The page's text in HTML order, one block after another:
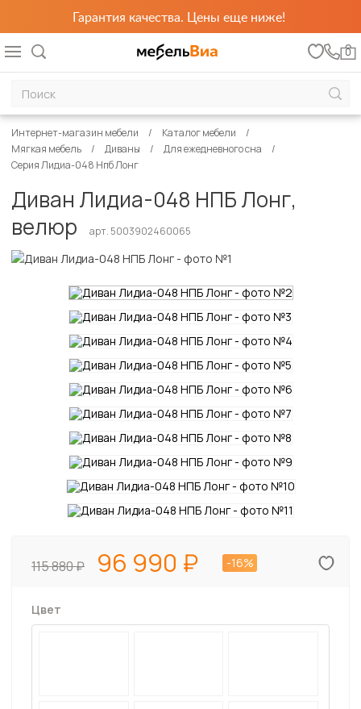
Гарантия качества. Цены еще ниже!
0
Интернет-магазин мебели
Каталог мебели
Мягкая мебель
Диваны
Для ежедневного сна
Серия Лидиа-048 Нпб Лонг
Диван Лидиа-048 НПБ Лонг,
велюр
арт. 5003902460065
115 880 96 990 -16%
Цвет